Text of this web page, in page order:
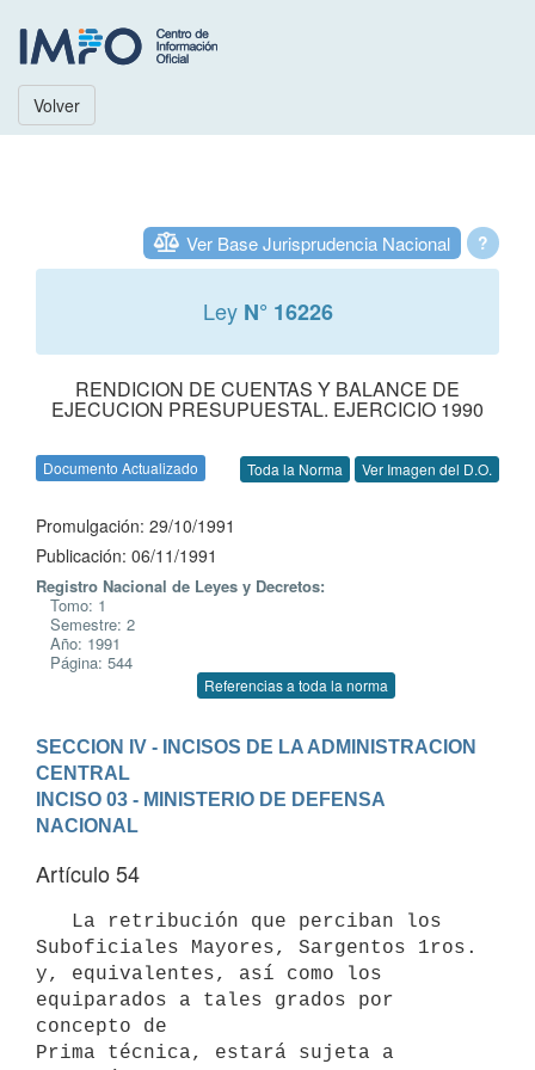
Volver
?
Ver Base Jurisprudencia Nacional
Ley N° 16226
RENDICION DE CUENTAS Y BALANCE DE
EJECUCION PRESUPUESTAL. EJERCICIO 1990
Documento Actualizado Toda la Norma Ver Imagen del D.O.
Promulgación: 29/10/1991
Publicación: 06/11/1991
Registro Nacional de Leyes y Decretos:
Tomo: 1
Semestre: 2
Año: 1991
Página: 544
Referencias a toda la norma
SECCION IV - INCISOS DE LA ADMINISTRACION
CENTRAL
INCISO 03 - MINISTERIO DE DEFENSA
NACIONAL
Artículo 54
Suboficiales Mayores, Sargentos 1ros.
y, equivalentes, así como los
equiparados a tales grados por
concepto de
Prima técnica, estará sujeta a